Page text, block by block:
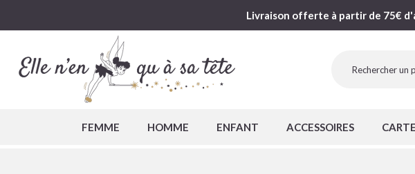
Livraison offerte à partir de 75€
FEMME HOMME ENFANT ACCESSOIRES